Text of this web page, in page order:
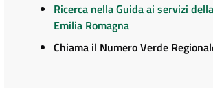
Ricerca nella Guida ai servizi
Emilia Romagna
Chiama il Numero Verde